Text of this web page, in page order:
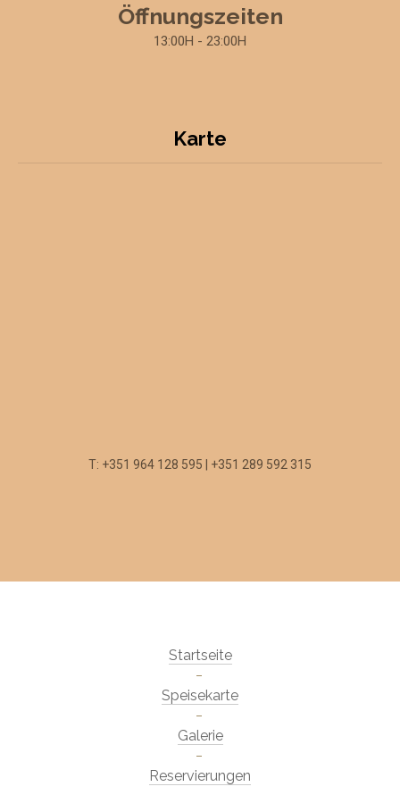
Öffnungszeiten
13:00H - 23:00H
Karte
T: +351 964 128 595 | +351 289 592 315
Startseite
Speisekarte
Galerie
Reservierungen